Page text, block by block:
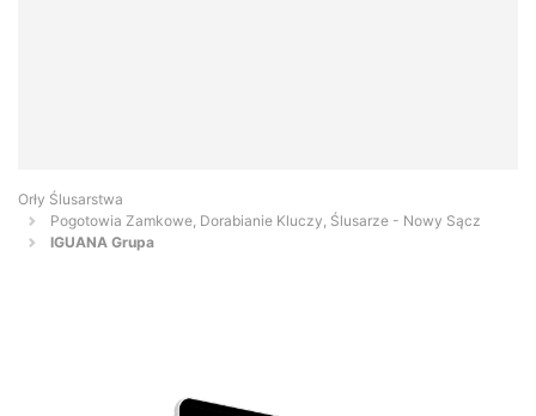
Orły Ślusarstwa
Pogotowia Zamkowe, Dorabianie Kluczy, Ślusarze - Nowy Sącz
IGUANA Grupa